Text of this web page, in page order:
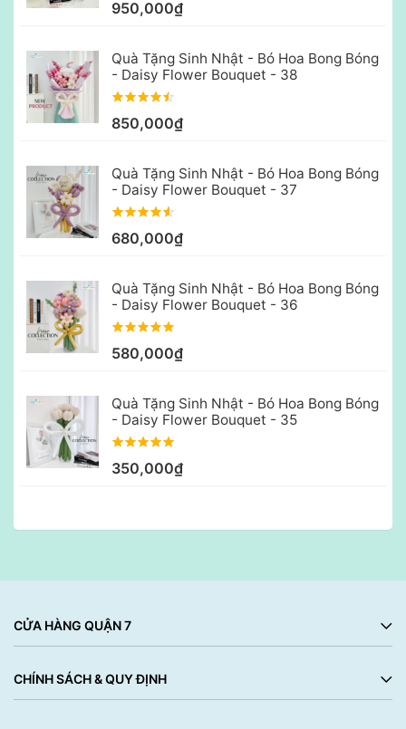
950,000₫
Quà Tặng Sinh Nhật - Bó Hoa Bong Bóng
- Daisy Flower Bouquet - 38
850,000₫
Quà Tặng Sinh Nhật - Bó Hoa Bong Bóng
- Daisy Flower Bouquet - 37
680,000₫
Quà Tặng Sinh Nhật - Bó Hoa Bong Bóng
- Daisy Flower Bouquet - 36
580,000₫
Quà Tặng Sinh Nhật - Bó Hoa Bong Bóng
- Daisy Flower Bouquet - 35
350,000₫
CỬA HÀNG QUẬN 7
CHÍNH SÁCH & QUY ĐỊNH